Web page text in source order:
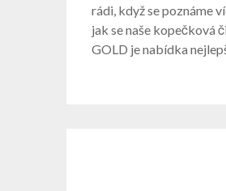
rádi, když se poznáme
jak se naše kopečková
GOLD je nabídka